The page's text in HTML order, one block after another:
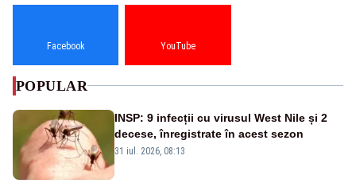
Facebook YouTube
POPULAR
INSP: 9 infecții cu virusul West Nile și 2
decese, înregistrate în acest sezon
31 iul. 2026, 08:13